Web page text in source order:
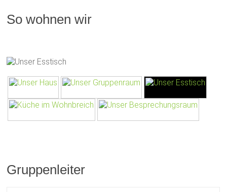
So wohnen wir
Gruppenleiter